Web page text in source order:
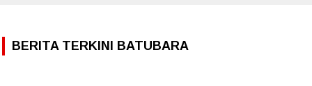
BERITA TERKINI BATUBARA